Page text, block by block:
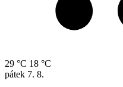
29 °C 18 °C
pátek 7. 8.